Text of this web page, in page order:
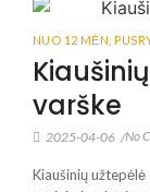
NUO 12 MĖN
varške
2025-04-06 /No
Kiaušinių